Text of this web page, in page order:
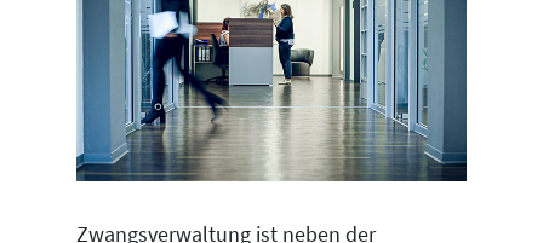
Zwangsverwaltung ist neben der